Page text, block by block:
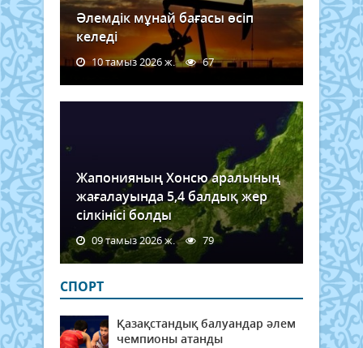
Әлемдік мұнай бағасы өсіп
келеді
10 тамыз 2026 ж. 67
Жапонияның Хонсю аралының
жағалауында 5,4 балдық жер
сілкінісі болды
09 тамыз 2026 ж. 79
СПОРТ
Қазақстандық балуандар әлем
чемпионы атанды